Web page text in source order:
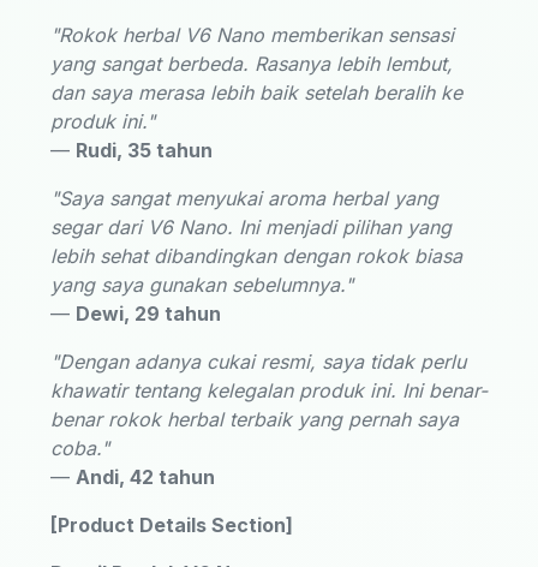
"Rokok herbal V6 Nano memberikan sensasi
yang sangat berbeda. Rasanya lebih lembut,
dan saya merasa lebih baik setelah beralih ke
produk ini."
— Rudi, 35 tahun
"Saya sangat menyukai aroma herbal yang
segar dari V6 Nano. Ini menjadi pilihan yang
lebih sehat dibandingkan dengan rokok biasa
yang saya gunakan sebelumnya."
— Dewi, 29 tahun
"Dengan adanya cukai resmi, saya tidak perlu
khawatir tentang kelegalan produk ini. Ini benar-
benar rokok herbal terbaik yang pernah saya
coba."
— Andi, 42 tahun
[Product Details Section]